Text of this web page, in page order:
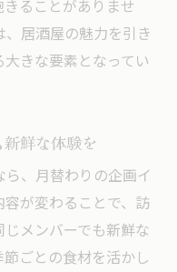
ることがありませ
居酒屋の魅力を引き
きな要素となってい
鮮な体験を
、月替わりの企画イ
が変わることで、訪
メンバーでも新鮮な
ごとの食材を活かし